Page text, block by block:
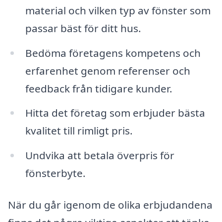
material och vilken typ av fönster som
passar bäst för ditt hus.
Bedöma företagens kompetens och
erfarenhet genom referenser och
feedback från tidigare kunder.
Hitta det företag som erbjuder bästa
kvalitet till rimligt pris.
Undvika att betala överpris för
fönsterbyte.
När du går igenom de olika erbjudandena